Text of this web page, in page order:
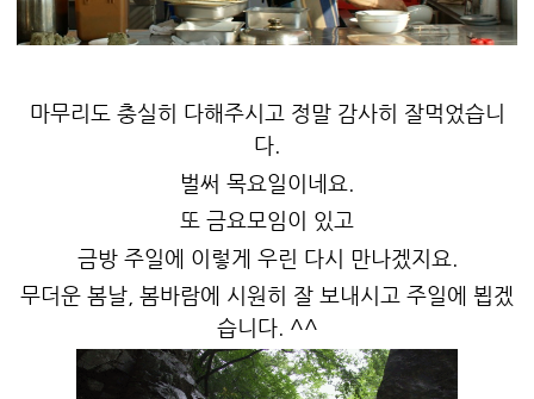
마무리도 충실히 다해주시고 정말 감사히 잘먹었습니
다.
벌써 목요일이네요.
또 금요모임이 있고
금방 주일에 이렇게 우린 다시 만나겠지요.
무더운 봄날, 봄바람에 시원히 잘 보내시고 주일에 뵙겠
습니다. ^^